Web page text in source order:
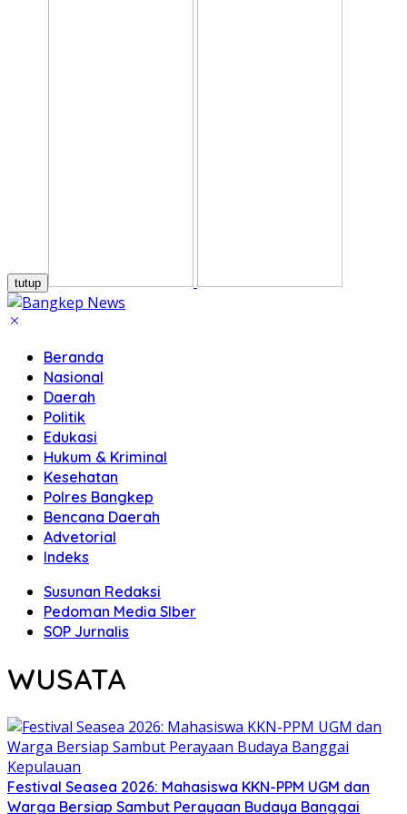
tutup
Beranda
Nasional
Daerah
Politik
Edukasi
Hukum & Kriminal
Kesehatan
Polres Bangkep
Bencana Daerah
Advetorial
Indeks
Susunan Redaksi
Pedoman Media SIber
SOP Jurnalis
WUSATA
Festival Seasea 2026: Mahasiswa KKN-PPM UGM dan
Warga Bersiap Sambut Perayaan Budaya Banggai